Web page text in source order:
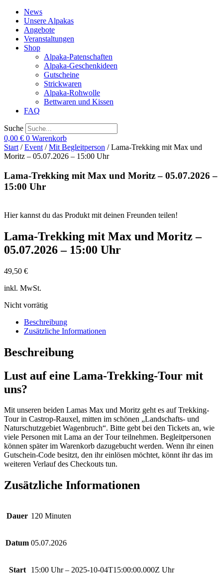
News
Unsere Alpakas
Angebote
Veranstaltungen
Shop
Alpaka-Patenschaften
Alpaka-Geschenkideen
Gutscheine
Strickwaren
Alpaka-Rohwolle
Bettwaren und Kissen
FAQ
Suche
0,00 € 0 Warenkorb
Start/Event/Mit Begleitperson / Lama-Trekking mit Max und
Moritz – 05.07.2026 – 15:00 Uhr
Lama-Trekking mit Max und Moritz – 05.07.2026 –
15:00 Uhr
Hier kannst du das Produkt mit deinen Freunden teilen!
Lama-Trekking mit Max und Moritz –
05.07.2026 – 15:00 Uhr
49,50 €
inkl. MwSt.
Nicht vorrätig
Beschreibung
Zusätzliche Informationen
Beschreibung
Lust auf eine Lama-Trekking-Tour mit
uns?
Mit unseren beiden Lamas Max und Moritz geht es auf Trekking-
Tour in Castrop-Rauxel, mitten im schönen „Landschafts- und
Naturschutzgebiet Wagenbruch“. Bitte gebt bei den Tickets an, wie
viele Personen mit Lama an der Tour teilnehmen. Begleitpersonen
können später im Warenkorb dazugebucht werden. Wenn ihr einen
Gutschein-Code besitzt, den ihr einlösen möchtet, könnt ihr das im
weiteren Verlauf des Checkouts tun.
Zusätzliche Informationen
Dauer 120 Minuten
Datum 05.07.2026
Start 15:00 Uhr – 2025-10-04T15:00:00.000Z Uhr